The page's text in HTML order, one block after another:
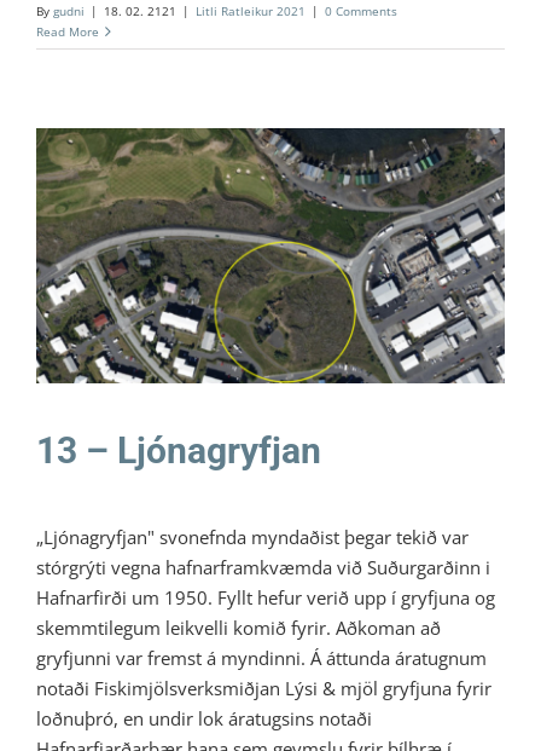
By gudni | 18. 02. 2121 | Litli Ratleikur 2021 | 0 Comments
Read More
13 – Ljónagryfjan
Litli Ratleikur 2021
13 – Ljónagryfjan
„Ljónagryfjan" svonefnda myndaðist þegar tekið var
stórgrýti vegna hafnarframkvæmda við Suðurgarðinn i
Hafnarfirði um 1950. Fyllt hefur verið upp í gryfjuna og
skemmtilegum leikvelli komið fyrir. Aðkoman að
gryfjunni var fremst á myndinni. Á áttunda áratugnum
notaði Fiskimjölsverksmiðjan Lýsi & mjöl gryfjuna fyrir
loðnuþró, en undir lok áratugsins notaði